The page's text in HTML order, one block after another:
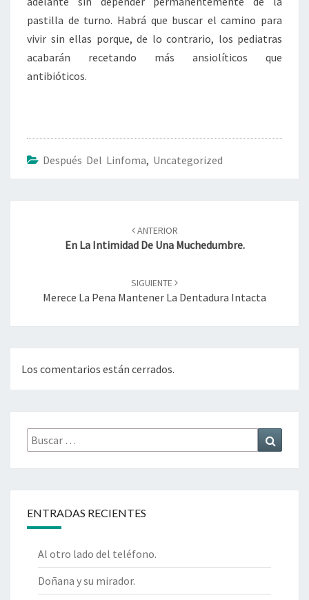
pastilla de turno. Habrá que buscar el camino para
vivir sin ellas porque, de lo contrario, los pediatras
acabarán recetando más ansiolíticos que
antibióticos.
Después Del Linfoma, Uncategorized
entradas
ANTERIOR
En La Intimidad De Una Muchedumbre.
SIGUIENTE
Merece La Pena Mantener La Dentadura Intacta
Los comentarios están cerrados.
Buscar
por:
ENTRADAS RECIENTES
Al otro lado del teléfono.
Doñana y su mirador.